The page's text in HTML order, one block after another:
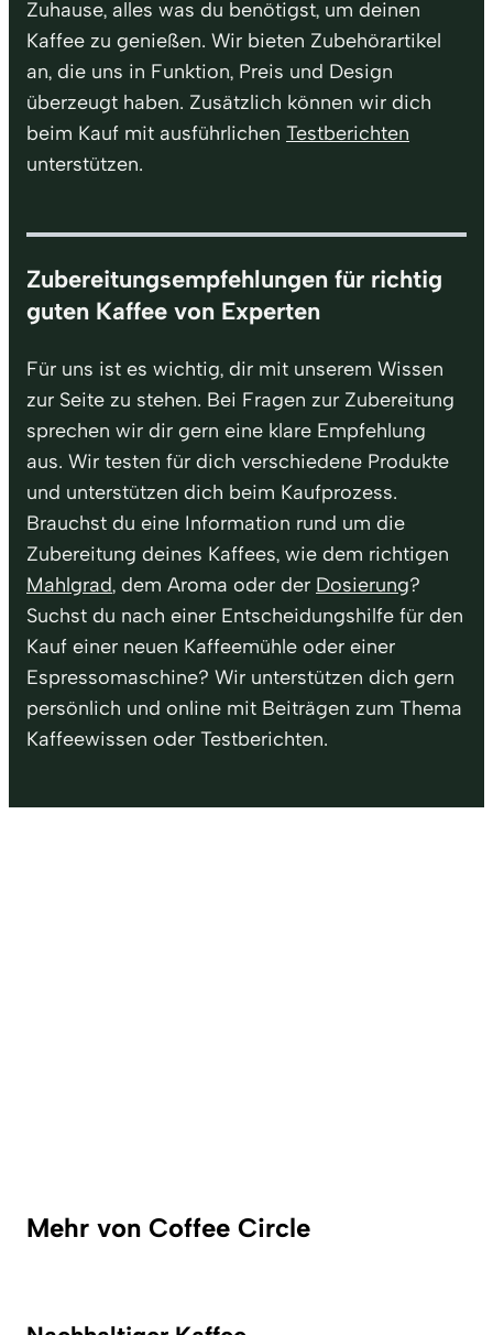
Zuhause, alles was du benötigst, um deinen
Kaffee zu genießen. Wir bieten Zubehörartikel
an, die uns in Funktion, Preis und Design
überzeugt haben. Zusätzlich können wir dich
beim Kauf mit ausführlichen Testberichten
unterstützen.
Zubereitungsempfehlungen für richtig
guten Kaffee von Experten
Für uns ist es wichtig, dir mit unserem Wissen
zur Seite zu stehen. Bei Fragen zur Zubereitung
sprechen wir dir gern eine klare Empfehlung
aus. Wir testen für dich verschiedene Produkte
und unterstützen dich beim Kaufprozess.
Brauchst du eine Information rund um die
Zubereitung deines Kaffees, wie dem richtigen
Mahlgrad, dem Aroma oder der Dosierung?
Suchst du nach einer Entscheidungshilfe für den
Kauf einer neuen Kaffeemühle oder einer
Espressomaschine? Wir unterstützen dich gern
persönlich und online mit Beiträgen zum Thema
Kaffeewissen oder Testberichten.
Mehr von Coffee Circle